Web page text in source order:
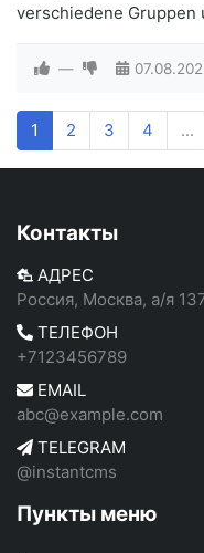
verschiedene Gruppen
—
1 2 3 4 ...
Контакты
АДРЕС
Россия, Москва, а/я
ТЕЛЕФОН
+7123456789
EMAIL
abc@example.com
TELEGRAM
@instantcms
Пункты меню